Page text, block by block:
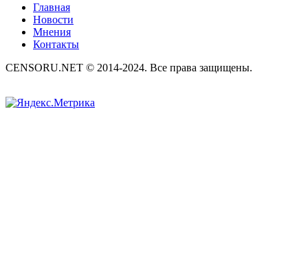
Главная
Новости
Мнения
Контакты
CENSORU.NET © 2014-2024. Все права защищены.